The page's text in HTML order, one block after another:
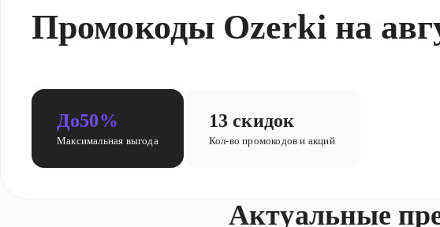
Попробуйте сформулировать
Промокоды Ozerki на
До50%
Максимальная выгода
13 скидок
Кол-во промокодов и акций
Актуальные